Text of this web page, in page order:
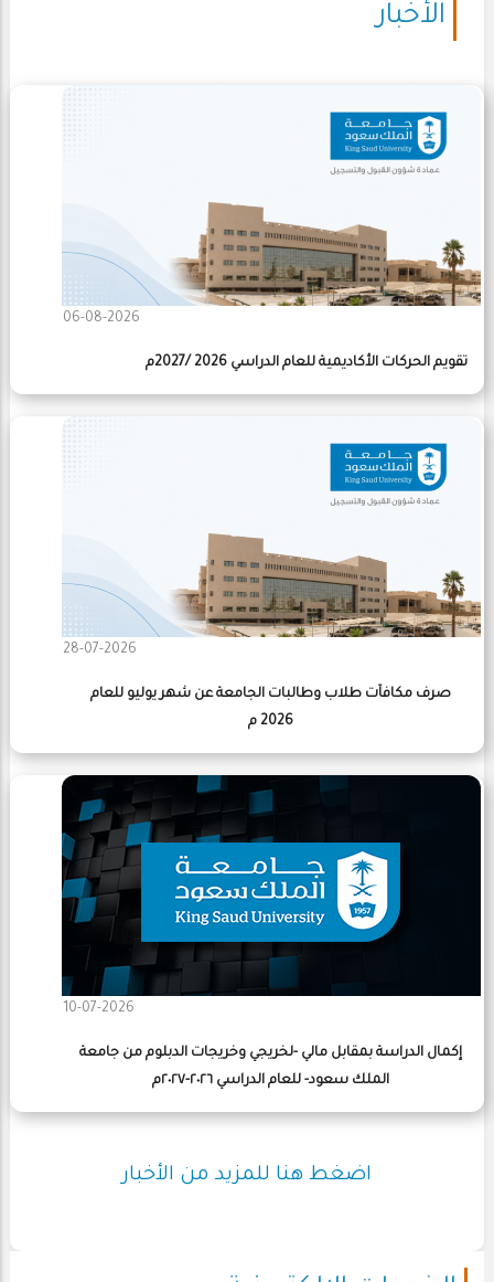
الأخبار
06-08-2026
تقويم الحركات الأكاديمية للعام الدراسي 2026 /2027م
28-07-2026
صرف مكافآت طلاب وطالبات الجامعة عن شهر يوليو للعام
2026 م
10-07-2026
إكمال الدراسة بمقابل مالي -لخريجي وخريجات الدبلوم من جامعة
الملك سعود- للعام الدراسي ٢٠٢٦-٢٠٢٧م
اضغط هنا للمزيد من الأخبار